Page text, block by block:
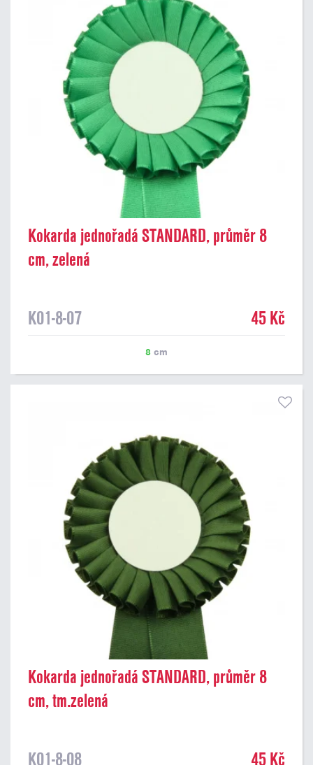
Kokarda jednořadá STANDARD, průměr 8
cm, zelená
K01-8-07 45 Kč
8 cm
Kokarda jednořadá STANDARD, průměr 8
cm, tm.zelená
K01-8-08 45 Kč